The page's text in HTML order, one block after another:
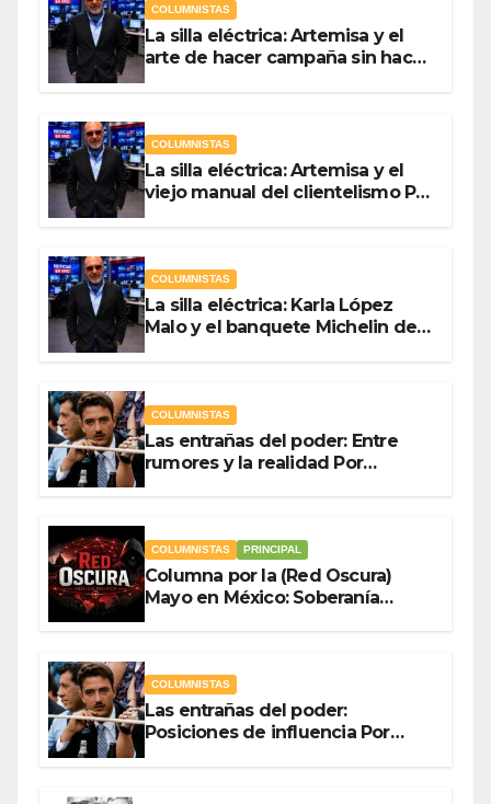
COLUMNISTAS
La silla eléctrica: Artemisa y el
arte de hacer campaña sin hacer
COLUMNISTAS
La silla eléctrica: Artemisa y el
viejo manual del clientelismo Por
COLUMNISTAS
La silla eléctrica: Karla López
Malo y el banquete Michelin del
COLUMNISTAS
Las entrañas del poder: Entre
rumores y la realidad Por
COLUMNISTAS PRINCIPAL
Columna por la (Red Oscura)
Mayo en México: Soberanía
COLUMNISTAS
Las entrañas del poder:
Posiciones de influencia Por